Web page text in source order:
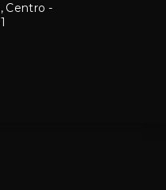
Centro -